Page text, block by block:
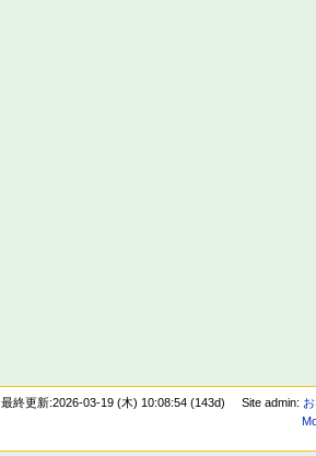
最終更新:2026-03-19 (木) 10:08:54 (143d) Site admin: